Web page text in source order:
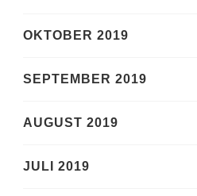
OKTOBER 2019
SEPTEMBER 2019
AUGUST 2019
JULI 2019